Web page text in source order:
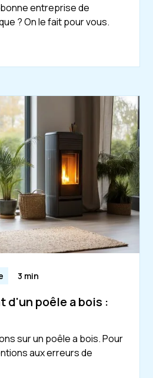
entreprise de
? On le fait pour vous.
3 min
d'un poêle a bois :
sur un poêle a bois. Pour
aux erreurs de